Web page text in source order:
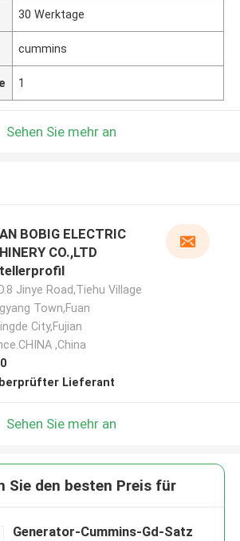
30 Werktage
cummins
1
Sehen Sie mehr an
BOBIG ELECTRIC
CO.,LTD
Jinye Road,Tiehu Village
Town,Fuan
City,Fujian
,China
Lieferant
Sehen Sie mehr an
Sie den besten Preis für
Generator-Cummins-Gd-Satz